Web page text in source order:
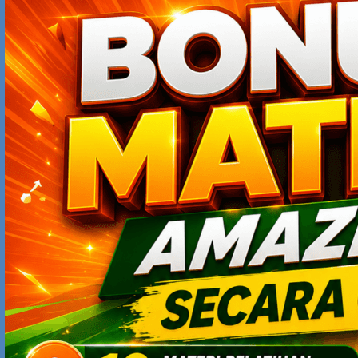
5 Tips Sukses Jadi Content Creator: Bukan Sekadar Viral, Tapi
Bisa Bertahan Lama
Cara Dapat Cuan dari Platform X: Bukan Cuma Viral, Tapi Bisa
Jadi Mesin Uang
SEARCH
PRODUK ONLINE